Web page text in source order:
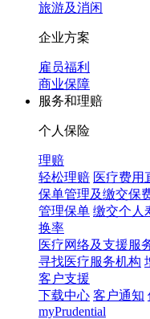
旅游及消闲
企业方案
雇员福利
商业保障
服务和理赔
个人保险
理赔
轻松理赔 医疗费用
保单管理及缴交保
管理保单 缴交个人
换率
医疗网络及支援服
寻找医疗服务机构
客户支援
下载中心 客户通知
myPrudential